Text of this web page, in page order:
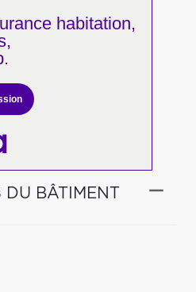
habitation,
DU BÂTIMENT